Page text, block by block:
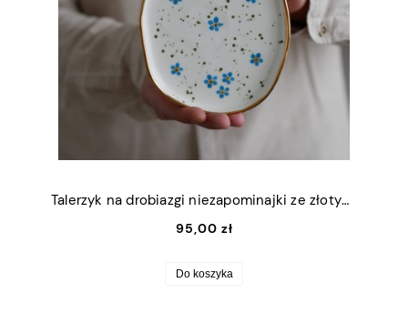
Talerzyk na drobiazgi niezapominajki ze złotym rantem 13x16,5cm (M)
95,00 zł
Do koszyka